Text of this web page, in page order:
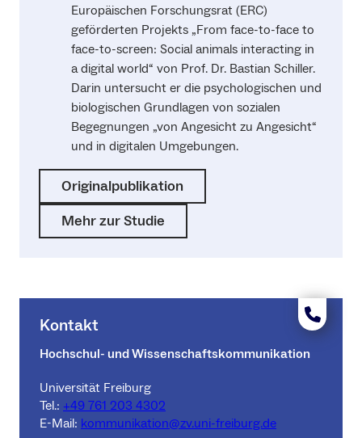
Europäischen Forschungsrat (ERC)
geförderten Projekts „From face-to-face to
face-to-screen: Social animals interacting in
a digital world“ von Prof. Dr. Bastian Schiller.
Darin untersucht er die psychologischen und
biologischen Grundlagen von sozialen
Begegnungen „von Angesicht zu Angesicht“
und in digitalen Umgebungen.
Originalpublikation
Mehr zur Studie
Kontakt
Hochschul- und Wissenschaftskommunikation
Universität Freiburg
Tel.: +49 761 203 4302
E-Mail: kommunikation@zv.uni-freiburg.de